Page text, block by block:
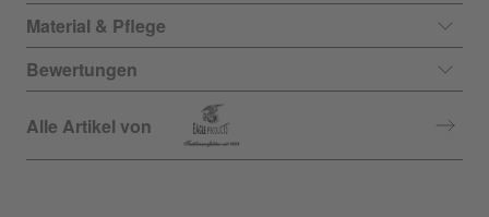
Material & Pflege
Bewertungen
Alle Artikel von